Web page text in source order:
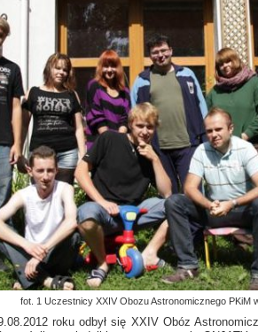
fot. 1 Uczestnicy XXIV Obozu Astronomicznego PKiM
roku odbył się XXIV Obóz